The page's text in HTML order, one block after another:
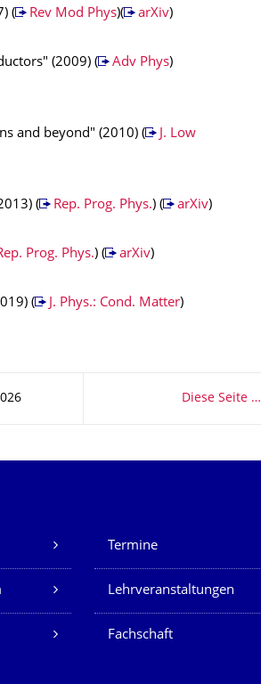
( Rev Mod Phys)( arXiv)
(2009) ( Adv Phys)
and beyond" (2010) (
J. Low
( Rep. Prog. Phys.) ( arXiv)
Prog. Phys.) ( arXiv)
( J. Phys.: Cond. Matter)
Diese Seite …
Termine
Lehrveranstaltungen
Fachschaft